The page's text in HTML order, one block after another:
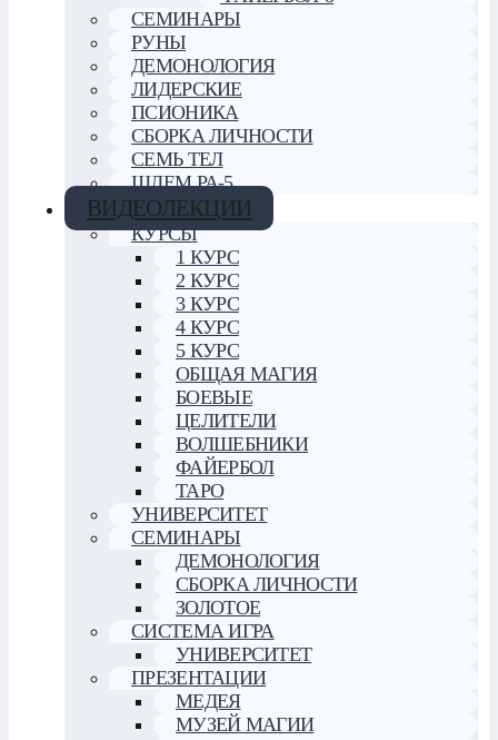
СЕМИНАРЫ
РУНЫ
ДЕМОНОЛОГИЯ
ЛИДЕРСКИЕ
ПСИОНИКА
СБОРКА ЛИЧНОСТИ
СЕМЬ ТЕЛ
ШЛЕМ РА-5
ВИДЕОЛЕКЦИИ
КУРСЫ
1 КУРС
2 КУРС
3 КУРС
4 КУРС
5 КУРС
ОБЩАЯ МАГИЯ
БОЕВЫЕ
ЦЕЛИТЕЛИ
ВОЛШЕБНИКИ
ФАЙЕРБОЛ
ТАРО
УНИВЕРСИТЕТ
СЕМИНАРЫ
ДЕМОНОЛОГИЯ
СБОРКА ЛИЧНОСТИ
ЗОЛОТОЕ
СИСТЕМА ИГРА
УНИВЕРСИТЕТ
ПРЕЗЕНТАЦИИ
МЕДЕЯ
МУЗЕЙ МАГИИ